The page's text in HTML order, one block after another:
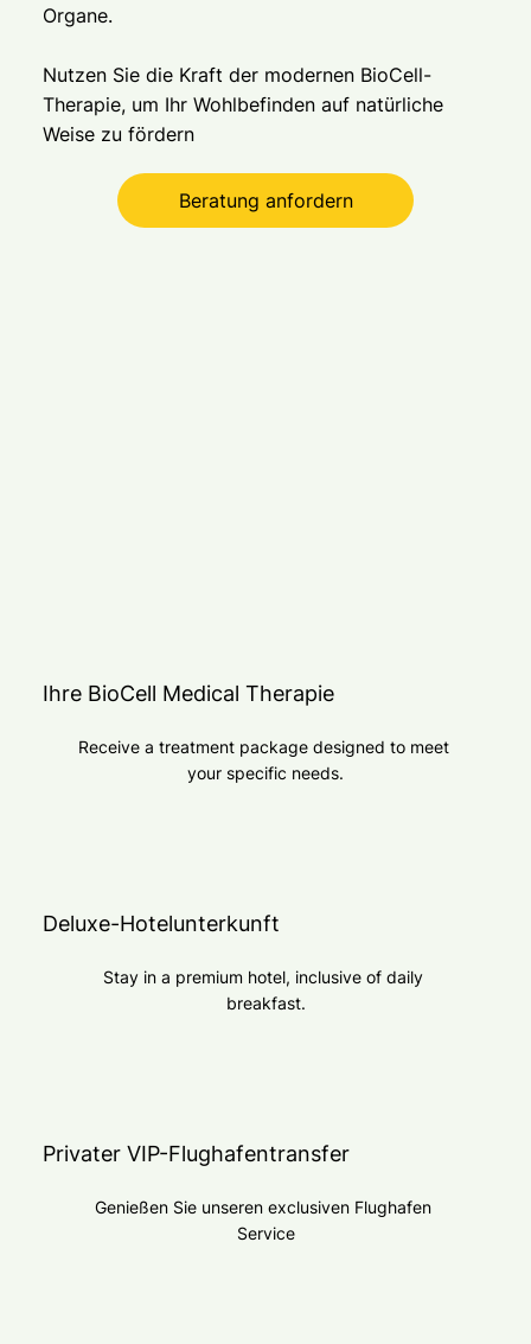
Organe.
Nutzen Sie die Kraft der modernen BioCell-
Therapie, um Ihr Wohlbefinden auf natürliche
Weise zu fördern
Beratung anfordern
Ihre BioCell Medical Therapie
Receive a treatment package designed to meet
your specific needs.
Deluxe-Hotelunterkunft
Stay in a premium hotel, inclusive of daily
breakfast.
Privater VIP-Flughafentransfer
Genießen Sie unseren exclusiven Flughafen
Service